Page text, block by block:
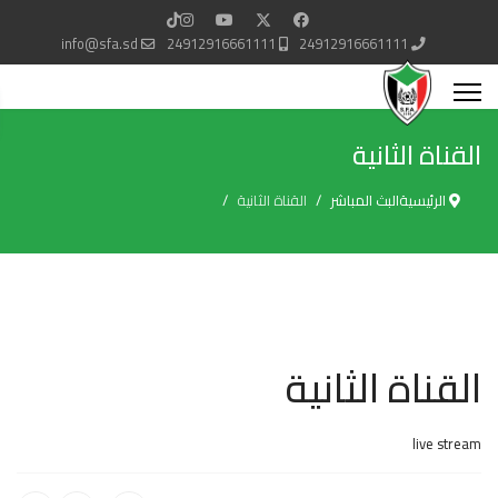
24912916661111
24912916661111
info@sfa.sd
القناة الثانية
الرئيسيةالبث المباشر القناة الثانية
القناة الثانية
live stream